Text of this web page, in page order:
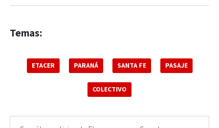
Temas:
ETACER PARANÁ SANTA FE PASAJE
COLECTIVO